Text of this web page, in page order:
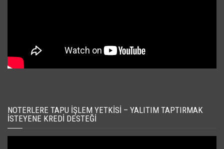
NOTERLERE TAPU İŞLEM YETKISI – YALITIM TAPTIRMAK
İSTEYENE KREDI DESTEĞI